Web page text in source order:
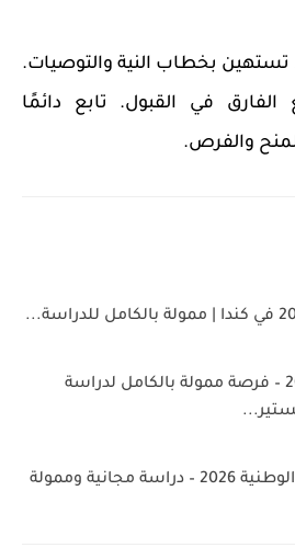
تستهين بخطاب النية والتوصيات.
في القبول. تابع دائمًا
والفرص.
منحة سلوفاكيا 2026 – فرصة ممولة بالكامل لدراسة
منحة جامعة سيول الوطنية 2026 – دراسة مجانية وممولة